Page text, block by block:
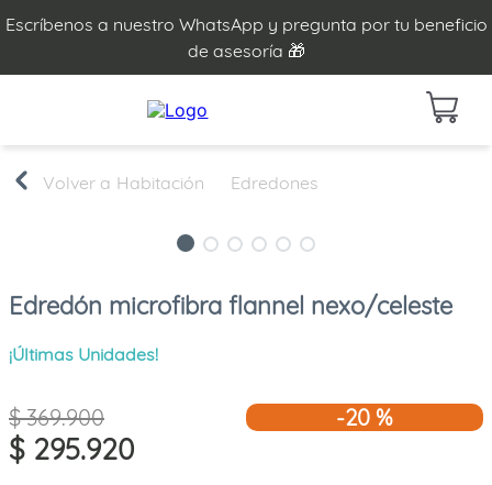
Escríbenos a nuestro WhatsApp y pregunta por tu beneficio
de asesoría 🎁
Habitación Edredones
Edredón microfibra flannel nexo/celeste
¡Últimas Unidades!
$ 369.900
$ 295.920
-20 %